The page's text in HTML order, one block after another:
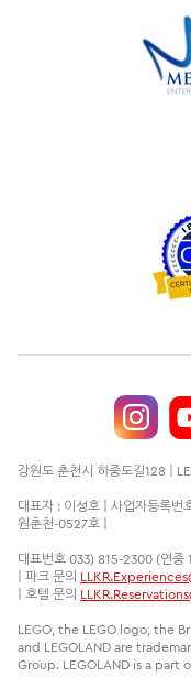
강원도 춘천시 하중도길128 |
대표자 : 이성호 | 사업자등록
원춘천-0527호 |
대표번호 033) 815-2300 (연
| 파크 문의
| 호텔 문의
LEGO, the LEGO logo, the
and LEGOLAND are
Group. LEGOLAND is a